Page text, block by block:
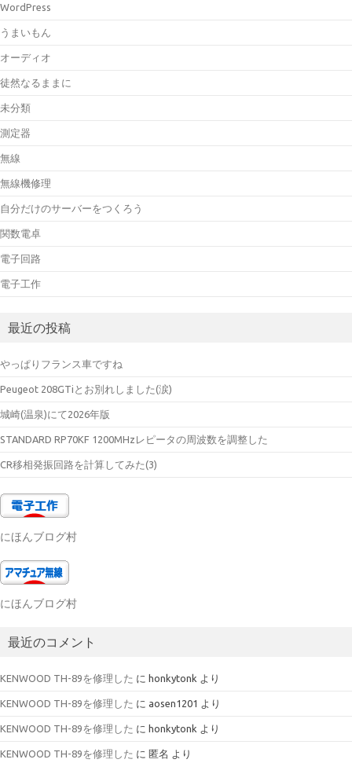
WordPress
うまいもん
オーディオ
徒然なるままに
未分類
測定器
無線
無線機修理
自分だけのサーバーをつくろう
関数電卓
電子回路
電子工作
最近の投稿
やっぱりフランス車ですね
Peugeot 208GTiとお別れしました(涙)
城崎(温泉)にて2026年版
STANDARD RP70KF 1200MHzレピータの周波数を調整した
CR移相発振回路を計算してみた(3)
にほんブログ村
にほんブログ村
最近のコメント
KENWOOD TH-89を修理した に honkytonk より
KENWOOD TH-89を修理した に aosen1201 より
KENWOOD TH-89を修理した に honkytonk より
KENWOOD TH-89を修理した に 匿名 より